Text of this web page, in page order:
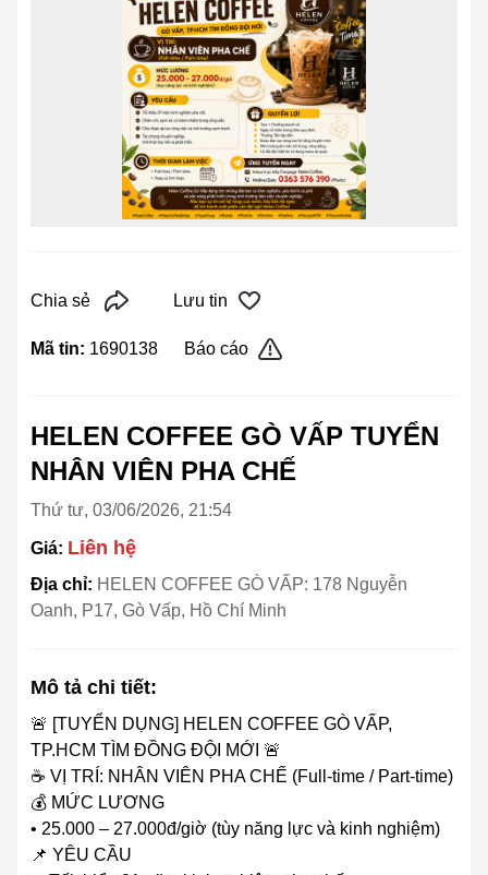
Chia sẻ Lưu tin
Mã tin: 1690138 Báo cáo
HELEN COFFEE GÒ VẤP TUYỂN
NHÂN VIÊN PHA CHẾ
Thứ tư, 03/06/2026, 21:54
Giá: Liên hệ
Địa chỉ: HELEN COFFEE GÒ VẤP: 178 Nguyễn
Oanh, P17, Gò Vấp, Hồ Chí Minh
Mô tả chi tiết:
🚨 [TUYỂN DỤNG] HELEN COFFEE GÒ VẤP,
TP.HCM TÌM ĐỒNG ĐỘI MỚI 🚨
☕ VỊ TRÍ: NHÂN VIÊN PHA CHẾ (Full-time / Part-time)
💰 MỨC LƯƠNG
• 25.000 – 27.000đ/giờ (tùy năng lực và kinh nghiệm)
📌 YÊU CẦU